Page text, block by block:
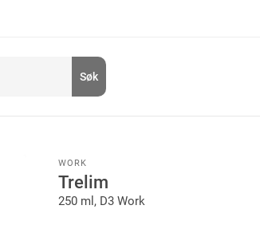
Søk
WORK
Trelim
250 ml, D3 Work